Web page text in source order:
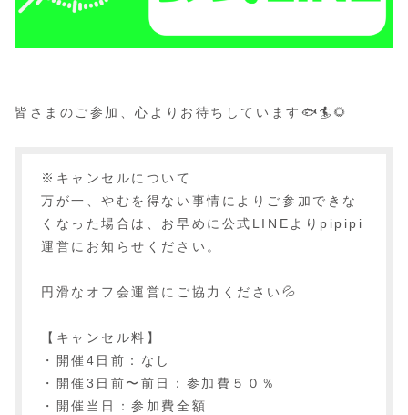
皆さまのご参加、心よりお待ちしています🐟🏄🌻
※キャンセルについて
万が一、やむを得ない事情によりご参加できな
くなった場合は、お早めに公式LINEよりpipipi
運営にお知らせください。
円滑なオフ会運営にご協力ください💦
【キャンセル料】
・開催4日前：なし
・開催3日前〜前日：参加費５０％
・開催当日：参加費全額